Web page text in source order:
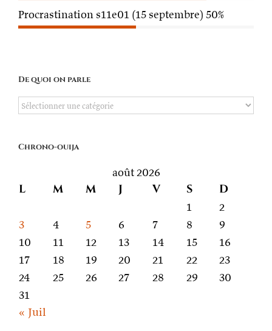
Procrastination s11e01 (15 septembre) 50%
De quoi on parle
De
parle
Chrono-ouija
août 2026
L M M J V S D
1
2
3
4 5 6 7 8
9
10
11 12 13 14 15
16
17
18 19 20 21 22
23
24
25 26 27 28 29
30
31
« Juil